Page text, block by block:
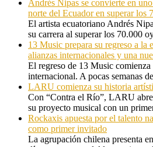
Andrés Nipas se convierte en
norte del Ecuador en superar los
El artista ecuatoriano Andrés
su carrera al superar los 70.000
13 Music prepara su regreso a la
alianzas internacionales y una
El regreso de 13 Music
internacional. A pocas semanas
LARU comienza su historia
Con “Contra el Río”, LARU
su proyecto musical con un
Rockaxis apuesta por el talento
como primer invitado
La agrupación chilena presenta